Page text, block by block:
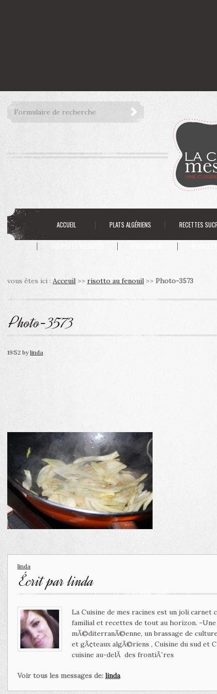
ACCUEIL PLATS ALGÉRIENS RECETTES
vous êtes ici : Acceuil >> risotto au fenouil >> Photo-3573
Photo-3573
19:52 bylinda
linda
Écrit parlinda
La Cuisine de mes racines est un joli
familial et recettes de tout au horizon. -
mÃ©diterranÃ©enne, un brassage de
et gÃ¢teaux algÃ©riens , Cuisine du sud et
cuisine au-delÃ des frontiÃ¨res
Voir tous les messages de: linda